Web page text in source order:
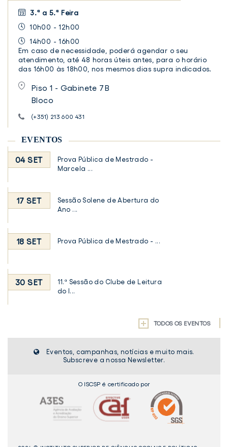
3.ª a 5.ª Feira
10h00 - 12h00
14h00 - 16h00
Em caso de necessidade, poderá agendar o seu
atendimento, até 48 horas úteis antes, para o horário
das 16h00 às 18h00, nos mesmos dias supra indicados.
Piso 1 - Gabinete 7B
Bloco
(+351) 213 600 431
EVENTOS
04 SET
Prova Pública de Mestrado -
Marcela ...
17 SET
Sessão Solene de Abertura do
Ano ...
18 SET Prova Pública de Mestrado - ...
30 SET
11.ª Sessão do Clube de Leitura
do I...
TODOS OS EVENTOS
Eventos, campanhas, notícias e muito mais.
Subscreve a nossa Newsletter.
O ISCSP é certificado por